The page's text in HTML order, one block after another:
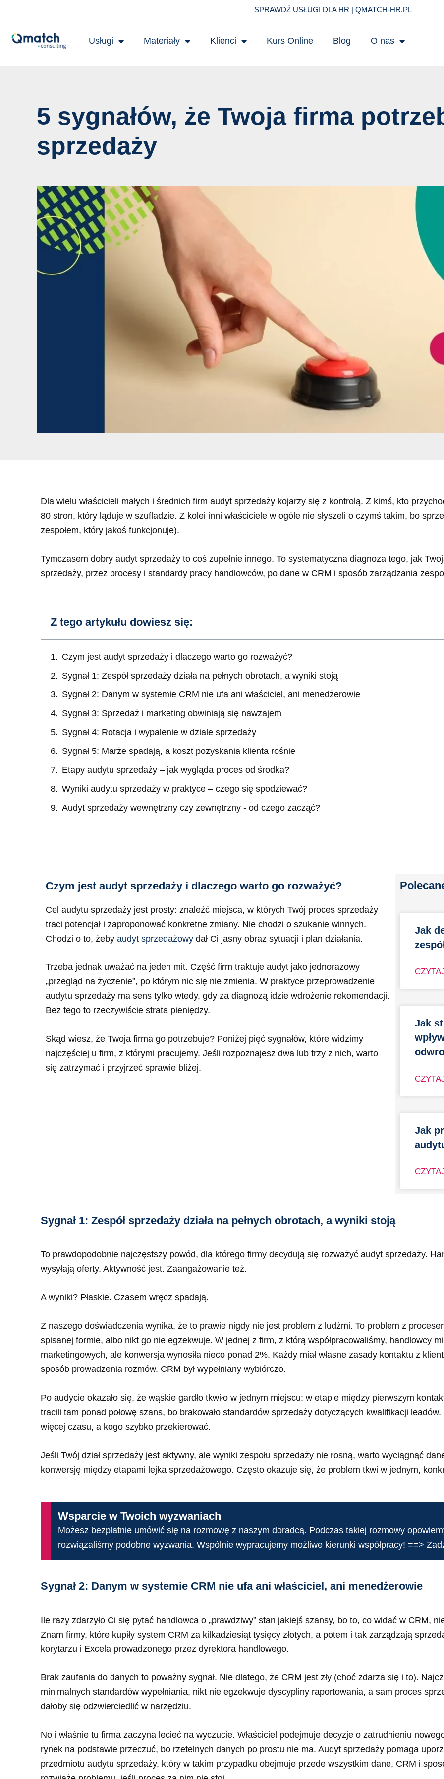
content
SPRAWDŹ USŁUGI DLA HR | QMATCH-HR.PL
Usługi Materiały Klienci Kurs Online Blog O nas
5 sygnałów, że Twoja firma
sprzedaży
Dla wielu właścicieli małych i średnich firm audyt sprzedaży kojarzy się z kontrolą. Z kimś, kto
80 stron, który ląduje w szufladzie. Z kolei inni właściciele w ogóle nie słyszeli o czymś takim, bo
zespołem, który jakoś funkcjonuje).
Tymczasem dobry audyt sprzedaży to coś zupełnie innego. To systematyczna diagnoza tego, jak
sprzedaży, przez procesy i standardy pracy handlowców, po dane w CRM i sposób zarządzania
Z tego artykułu dowiesz się:
Czym jest audyt sprzedaży i dlaczego warto go rozważyć?
Sygnał 1: Zespół sprzedaży działa na pełnych obrotach, a wyniki stoją
Sygnał 2: Danym w systemie CRM nie ufa ani właściciel, ani menedżerowie
Sygnał 3: Sprzedaż i marketing obwiniają się nawzajem
Sygnał 4: Rotacja i wypalenie w dziale sprzedaży
Sygnał 5: Marże spadają, a koszt pozyskania klienta rośnie
Etapy audytu sprzedaży – jak wygląda proces od środka?
Wyniki audytu sprzedaży w praktyce – czego się spodziewać?
Audyt sprzedaży wewnętrzny czy zewnętrzny - od czego zacząć?
Czym jest audyt sprzedaży i dlaczego warto go rozważyć?
Cel audytu sprzedaży jest prosty: znaleźć miejsca, w których Twój proces sprzedaży
traci potencjał i zaproponować konkretne zmiany. Nie chodzi o szukanie winnych.
Chodzi o to, żeby audyt sprzedażowy dał Ci jasny obraz sytuacji i plan działania.
Trzeba jednak uważać na jeden mit. Część firm traktuje audyt jako jednorazowy
„przegląd na życzenie”, po którym nic się nie zmienia. W praktyce przeprowadzenie
audytu sprzedaży ma sens tylko wtedy, gdy za diagnozą idzie wdrożenie rekomendacji.
Bez tego to rzeczywiście strata pieniędzy.
Skąd wiesz, że Twoja firma go potrzebuje? Poniżej pięć sygnałów, które widzimy
najczęściej u firm, z którymi pracujemy. Jeśli rozpoznajesz dwa lub trzy z nich, warto
się zatrzymać i przyjrzeć sprawie bliżej.
Jak
Jak
Jak
Sygnał 1: Zespół sprzedaży działa na pełnych obrotach, a wyniki stoją
To prawdopodobnie najczęstszy powód, dla którego firmy decydują się rozważyć audyt sprzedaży.
wysyłają oferty. Aktywność jest. Zaangażowanie też.
A wyniki? Płaskie. Czasem wręcz spadają.
Z naszego doświadczenia wynika, że to prawie nigdy nie jest problem z ludźmi. To problem z
spisanej formie, albo nikt go nie egzekwuje. W jednej z firm, z którą współpracowaliśmy, handlowcy
marketingowych, ale konwersja wynosiła nieco ponad 2%. Każdy miał własne zasady kontaktu z
sposób prowadzenia rozmów. CRM był wypełniany wybiórczo.
Po audycie okazało się, że wąskie gardło tkwiło w jednym miejscu: w etapie między pierwszym
tracili tam ponad połowę szans, bo brakowało standardów sprzedaży dotyczących kwalifikacji
więcej czasu, a kogo szybko przekierować.
Jeśli Twój dział sprzedaży jest aktywny, ale wyniki zespołu sprzedaży nie rosną, warto wyciągnąć
konwersję między etapami lejka sprzedażowego. Często okazuje się, że problem tkwi w jednym,
Wsparcie w Twoich wyzwaniach
Możesz bezpłatnie umówić się na rozmowę z naszym doradcą. Podczas takiej rozmowy
rozwiązaliśmy podobne wyzwania. Wspólnie wypracujemy możliwe kierunki współpracy! ==>
Sygnał 2: Danym w systemie CRM nie ufa ani właściciel, ani menedżerowie
Ile razy zdarzyło Ci się pytać handlowca o „prawdziwy” stan jakiejś szansy, bo to, co widać w CRM,
Znam firmy, które kupiły system CRM za kilkadziesiąt tysięcy złotych, a potem i tak zarządzają
korytarzu i Excela prowadzonego przez dyrektora handlowego.
Brak zaufania do danych to poważny sygnał. Nie dlatego, że CRM jest zły (choć zdarza się i to).
minimalnych standardów wypełniania, nikt nie egzekwuje dyscypliny raportowania, a sam proces
dałoby się odzwierciedlić w narzędziu.
No i właśnie tu firma zaczyna lecieć na wyczucie. Właściciel podejmuje decyzje o zatrudnieniu
rynek na podstawie przeczuć, bo rzetelnych danych po prostu nie ma. Audyt sprzedaży pomaga
przedmiotu audytu sprzedaży, który w takim przypadku obejmuje przede wszystkim dane, CRM i